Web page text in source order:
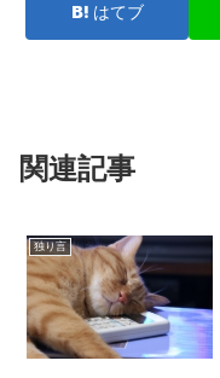
はてブ
関連記事
独り言